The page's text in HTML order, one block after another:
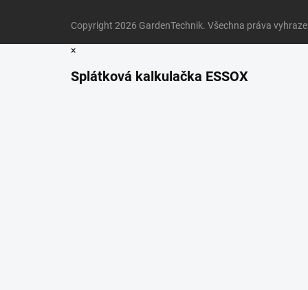
Copyright 2026 GardenTechnik. Všechna práva
×
Splátková kalkulačka ESSOX